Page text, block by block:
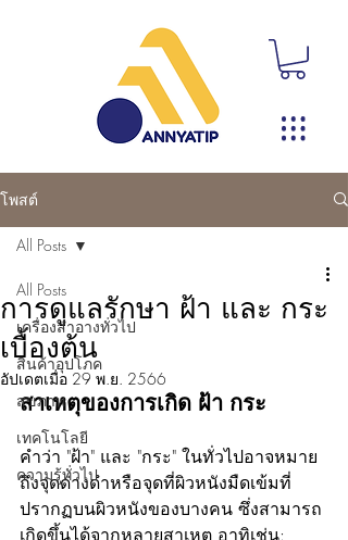
โพสต์
All Posts
เครื่องสำอางทั่วไป
สินค้าอุปโภค
สุขภาพ
เทคโนโลยี
ความรู้ทั่วไป
All Posts
การดูแลรักษา ฝ้า และ กระ
เบื้องต้น
อัปเดตเมื่อ 29 พ.ย. 2566
สาเหตุของการเกิด ฝ้า กระ
คำว่า "ฝ้า" และ "กระ" ในทั่วไปอาจหมาย
ถึงจุดด่างดำหรือจุดที่ผิวหนังมืดเข้มที่
ปรากฏบนผิวหนังของบางคน ซึ่งสามารถ
เกิดขึ้นได้จากหลายสาเหตุ อาทิเช่น: